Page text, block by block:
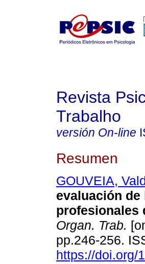
Revista
Trabalho
versión On-line
Resumen
GOUVEIA,
evaluación de
profesionales
Organ. Trab.
pp.246-256.
https://doi.org/